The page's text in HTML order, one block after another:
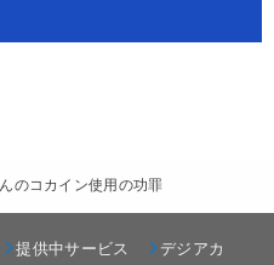
のコカイン使用の功罪
提供中サービス デジアカ